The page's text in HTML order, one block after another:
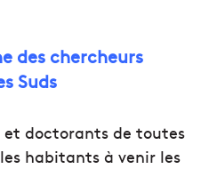
des chercheurs
Suds
et doctorants de toutes
habitants à venir les